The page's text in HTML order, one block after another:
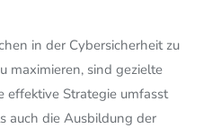
in der Cybersicherheit zu
maximieren, sind gezielte
effektive Strategie umfasst
auch die Ausbildung der